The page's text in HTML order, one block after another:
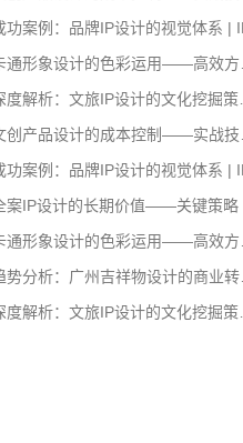
案例：品牌IP设计的视觉体系 | IP设计公司-佐案
形象设计的色彩运用——高效方案 | IP设计公司-佐案设计
解析：文旅IP设计的文化挖掘策略 | IP设计公司-佐案设计
产品设计的成本控制——实战技巧 | IP设计公司-佐案设计
案例：品牌IP设计的视觉体系 | IP设计公司-佐案
IP设计的长期价值——关键策略 | IP设计公司-佐案设
形象设计的色彩运用——高效方案 | IP设计公司-佐案设计
分析：广州吉祥物设计的商业转化 | IP设计公司-佐案设计
解析：文旅IP设计的文化挖掘策略 | IP设计公司-佐案设计